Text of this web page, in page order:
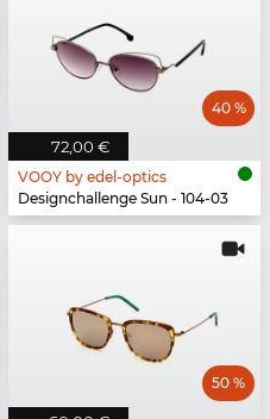
72,00 €
40 %
VOOY by edel-optics
Designchallenge Sun - 104-03
50 %